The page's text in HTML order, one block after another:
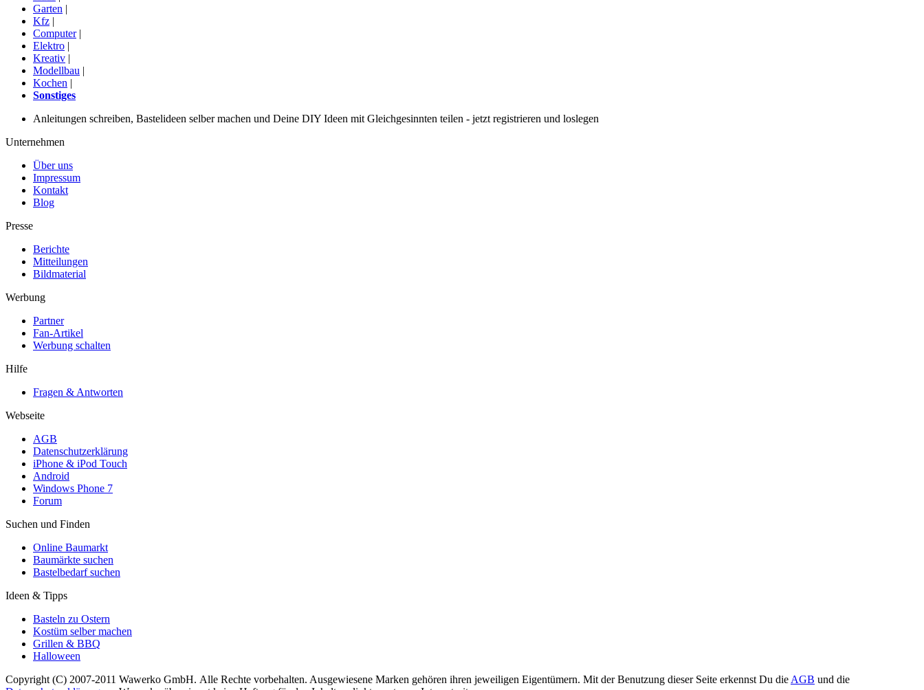
Garten |
Kfz |
Computer|
Elektro |
Kreativ |
Modellbau |
Kochen |
Sonstiges
Anleitungen schreiben, Bastelideen selber machen und Deine DIY Ideen mit Gleichgesinnten teilen - jetzt registrieren und loslegen
Unternehmen
Über uns
Impressum
Kontakt
Blog
Presse
Berichte
Mitteilungen
Bildmaterial
Werbung
Partner
Fan-Artikel
Werbung schalten
Hilfe
Fragen & Antworten
Webseite
AGB
Datenschutzerklärung
iPhone & iPod Touch
Android
Windows Phone 7
Forum
Suchen und Finden
Online Baumarkt
Baumärkte suchen
Bastelbedarf suchen
Ideen & Tipps
Basteln zu Ostern
Kostüm selber machen
Grillen & BBQ
Halloween
Copyright (C) 2007-2011 Wawerko GmbH. Alle Rechte vorbehalten. Ausgewiesene Marken gehören ihren jeweiligen Eigentümern. Mit der Benutzung dieser Seite erkennst Du die AGB und die